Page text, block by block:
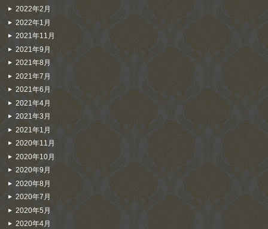
2022年2月
2022年1月
2021年11月
2021年9月
2021年8月
2021年7月
2021年6月
2021年4月
2021年3月
2021年1月
2020年11月
2020年10月
2020年9月
2020年8月
2020年7月
2020年5月
2020年4月